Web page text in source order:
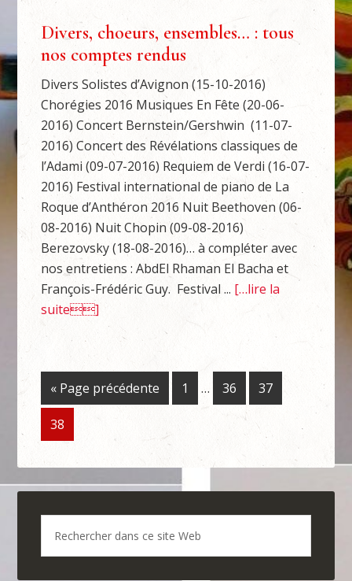
Divers, choeurs, ensembles… : tous
nos comptes rendus
Divers Solistes d’Avignon (15-10-2016)
Chorégies 2016 Musiques En Fête (20-06-
2016) Concert Bernstein/Gershwin (11-07-
2016) Concert des Révélations classiques de
l’Adami (09-07-2016) Requiem de Verdi (16-07-
2016) Festival international de piano de La
Roque d’Anthéron 2016 Nuit Beethoven (06-
08-2016) Nuit Chopin (09-08-2016)
Berezovsky (18-08-2016)… à compléter avec
nos entretiens : AbdEl Rhaman El Bacha et
François-Frédéric Guy. Festival ... […lire la
suite]
« Page précédente 1 … 36 37
38